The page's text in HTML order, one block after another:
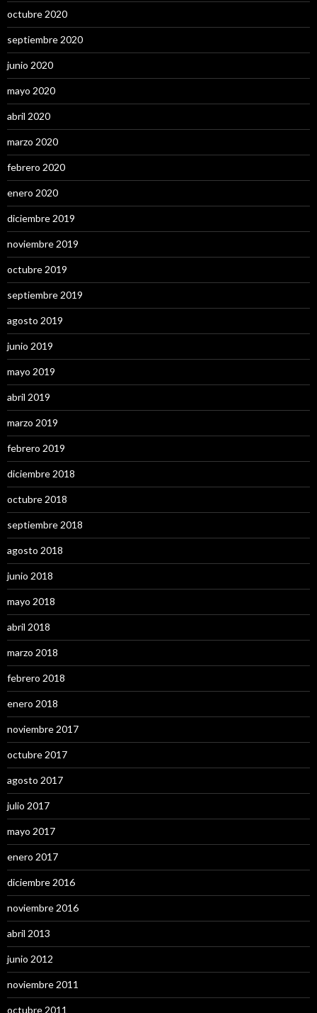
octubre 2020
septiembre 2020
junio 2020
mayo 2020
abril 2020
marzo 2020
febrero 2020
enero 2020
diciembre 2019
noviembre 2019
octubre 2019
septiembre 2019
agosto 2019
junio 2019
mayo 2019
abril 2019
marzo 2019
febrero 2019
diciembre 2018
octubre 2018
septiembre 2018
agosto 2018
junio 2018
mayo 2018
abril 2018
marzo 2018
febrero 2018
enero 2018
noviembre 2017
octubre 2017
agosto 2017
julio 2017
mayo 2017
enero 2017
diciembre 2016
noviembre 2016
abril 2013
junio 2012
noviembre 2011
octubre 2011